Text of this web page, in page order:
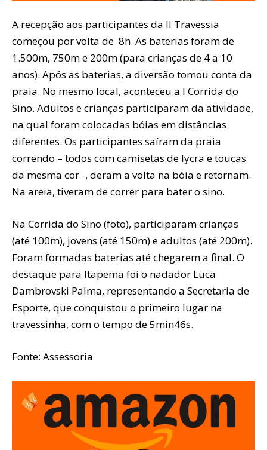
A recepção aos participantes da II Travessia
começou por volta de 8h. As baterias foram de
1.500m, 750m e 200m (para crianças de 4 a 10
anos). Após as baterias, a diversão tomou conta da
praia. No mesmo local, aconteceu a I Corrida do
Sino. Adultos e crianças participaram da atividade,
na qual foram colocadas bóias em distâncias
diferentes. Os participantes saíram da praia
correndo – todos com camisetas de lycra e toucas
da mesma cor -, deram a volta na bóia e retornam.
Na areia, tiveram de correr para bater o sino.
Na Corrida do Sino (foto), participaram crianças
(até 100m), jovens (até 150m) e adultos (até 200m).
Foram formadas baterias até chegarem a final. O
destaque para Itapema foi o nadador Luca
Dambrovski Palma, representando a Secretaria de
Esporte, que conquistou o primeiro lugar na
travessinha, com o tempo de 5min46s.
Fonte: Assessoria